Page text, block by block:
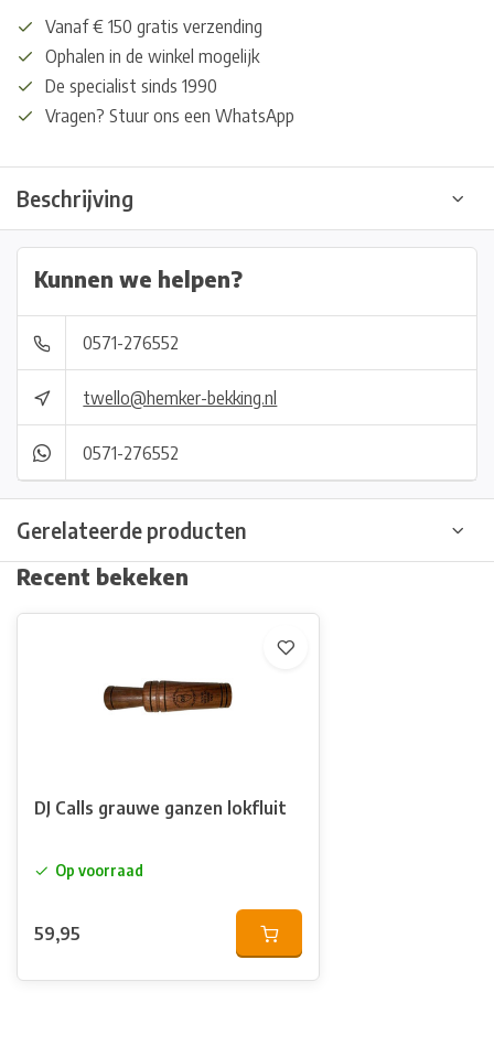
Vanaf € 150 gratis verzending
Ophalen in de winkel mogelijk
De specialist sinds 1990
Vragen? Stuur ons een WhatsApp
Beschrijving
Kunnen we helpen?
0571-276552
twello@hemker-bekking.nl
0571-276552
Gerelateerde producten
Recent bekeken
DJ Calls grauwe ganzen lokfluit
Op voorraad
59,95